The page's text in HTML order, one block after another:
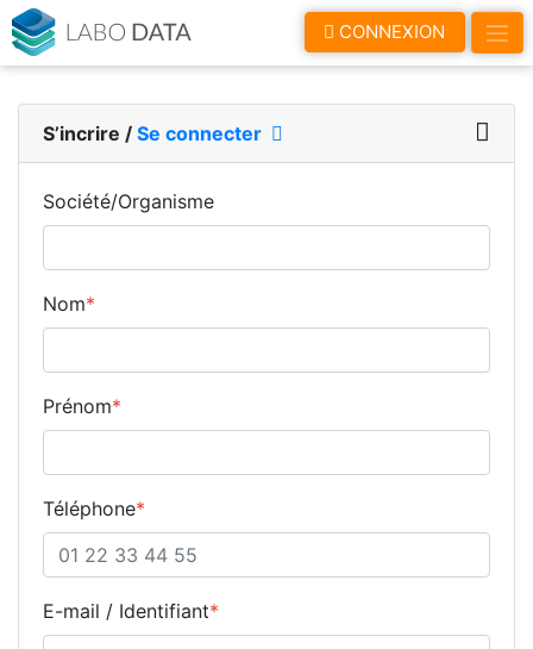
CONNEXION
S’incrire / Se connecter
Société/Organisme
Nom*
Prénom*
Téléphone*
E-mail / Identifiant*